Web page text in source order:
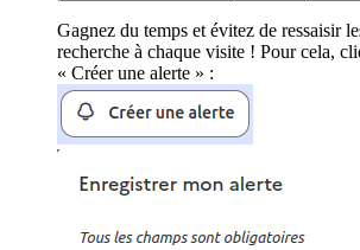
Gagnez du temps et évitez de ressaisir
recherche à chaque visite ! Pour cela,
« Créer une alerte » :